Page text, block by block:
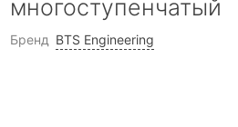
многоступенчатый
Бренд BTS Engineering